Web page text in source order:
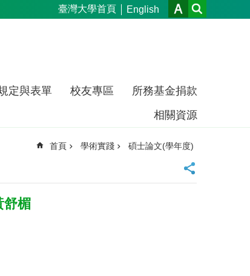
臺灣大學首頁 English
定與表單 校友專區
所務基金捐款
相關資源
首頁 學術實踐 碩士論文(學年度)
舒楣